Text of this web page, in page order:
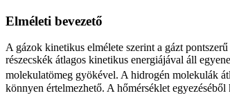
Elméleti bevezető
A gázok kinetikus elmélete szerint a gázt
részecskék átlagos kinetikus energiájával áll
molekulatömeg gyökével. A hidrogén molekulák
könnyen értelmezhető. A hőmérséklet